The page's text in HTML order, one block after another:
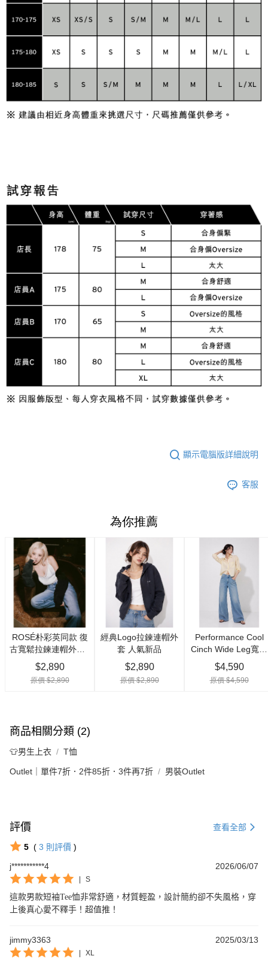
顯示電腦版詳細說明
客服
商品相關分類 (2)
👕男生上衣 T恤
Outlet｜單件7折．2件85折．3件再7折 男裝Outlet
評價 查看全部
5 ( 3 則評價 )
j***********4
2026/06/07
| S
這款男款短袖Tee恤非常舒適，材質輕盈，設計簡約卻不失風格，穿
上後真心愛不釋手！超值推！
jimmy3363 2025/03/13
| XL